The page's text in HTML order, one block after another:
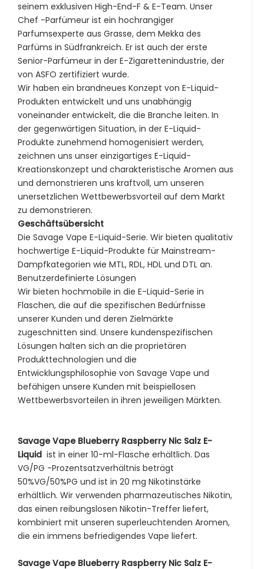
seinem exklusiven High-End-F & E-Team. Unser
Chef -Parfümeur ist ein hochrangiger
Parfumsexperte aus Grasse, dem Mekka des
Parfüms in Südfrankreich. Er ist auch der erste
Senior-Parfümeur in der E-Zigarettenindustrie, der
von ASFO zertifiziert wurde.
Wir haben ein brandneues Konzept von E-Liquid-
Produkten entwickelt und uns unabhängig
voneinander entwickelt, die die Branche leiten. In
der gegenwärtigen Situation, in der E-Liquid-
Produkte zunehmend homogenisiert werden,
zeichnen uns unser einzigartiges E-Liquid-
Kreationskonzept und charakteristische Aromen aus
und demonstrieren uns kraftvoll, um unseren
unersetzlichen Wettbewerbsvorteil auf dem Markt
zu demonstrieren.
Geschäftsübersicht
Die Savage Vape E-Liquid-Serie. Wir bieten qualitativ
hochwertige E-Liquid-Produkte für Mainstream-
Dampfkategorien wie MTL, RDL, HDL und DTL an.
Benutzerdefinierte Lösungen
Wir bieten hochmobile in die E-Liquid-Serie in
Flaschen, die auf die spezifischen Bedürfnisse
unserer Kunden und deren Zielmärkte
zugeschnitten sind. Unsere kundenspezifischen
Lösungen halten sich an die proprietären
Produkttechnologien und die
Entwicklungsphilosophie von Savage Vape und
befähigen unsere Kunden mit beispiellosen
Wettbewerbsvorteilen in ihren jeweiligen Märkten.
Savage Vape Blueberry Raspberry Nic Salz E-
Liquid ist in einer 10-ml-Flasche erhältlich. Das
VG/PG -Prozentsatzverhältnis beträgt
50%VG/50%PG und ist in 20 mg Nikotinstärke
erhältlich. Wir verwenden pharmazeutisches Nikotin,
das einen reibungslosen Nikotin-Treffer liefert,
kombiniert mit unseren superleuchtenden Aromen,
die ein immens befriedigendes Vape liefert.
Savage Vape Blueberry Raspberry Nic Salz E-